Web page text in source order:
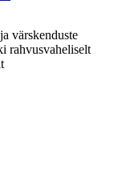
värskenduste
rahvusvaheliselt